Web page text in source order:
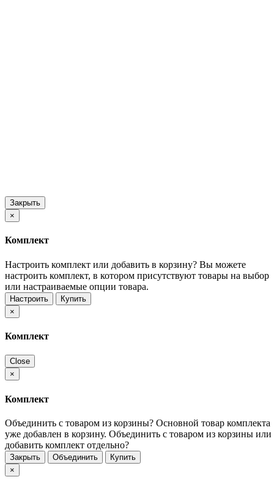
Закрыть
×
Комплект
Настроить комплект или добавить в корзину? Вы можете
настроить комплект, в котором присутствуют товары на выбор
или настраиваемые опции товара.
Настроить
Купить
×
Комплект
Close
×
Комплект
Объединить с товаром из корзины? Основной товар комплекта
уже добавлен в корзину. Объединить с товаром из корзины или
добавить комплект отдельно?
Закрыть Объединить
Купить
×